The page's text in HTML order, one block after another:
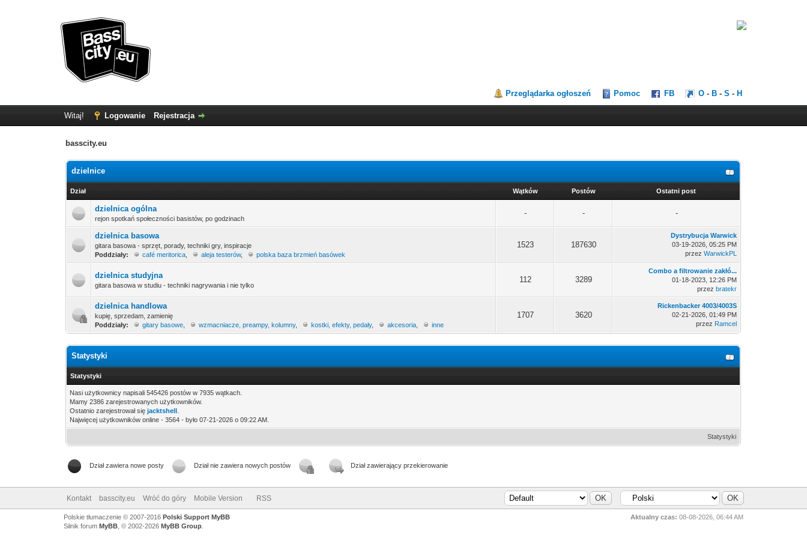
Przeglądarka ogłoszeń Pomoc FB O - B -S - H
Witaj! Logowanie Rejestracja
basscity.eu
dzielnice
Dział Wątków Postów Ostatni post
dzielnica ogólna
rejon spotkań społeczności basistów, po godzinach
- - -
dzielnica basowa
gitara basowa - sprzęt, porady, techniki gry, inspiracje
Poddziały:
café meritorica aleja testerów, polska baza brzmień basówek
1523 187630
Dystrybucja Warwick
03-19-2026, 05:25 PM
przezWarwickPL
dzielnica studyjna
gitara basowa w studiu - techniki nagrywania i nie tylko
112 3289
Combo a filtrowanie zakłó...
01-18-2023, 12:26 PM
przezbratekr
dzielnica handlowa
kupię, sprzedam, zamienię
Poddziały:
gitary basowe wzmacniacze, preampy, kolumny, kostki, efekty, pedały, akcesoria inne
1707 3620
Rickenbacker 4003/4003S
02-21-2026, 01:49 PM
przez Ramcel
Statystyki
Statystyki
Nasi użytkownicy napisali 545426 postów w 7935 wątkach.
Mamy 2386 zarejestrowanych użytkowników.
Ostatnio zarejestrował sięjacktshell
Najwięcej użytkowników online - 3564 - było 07-21-2026 o 09:22 AM.
Statystyki
Dział zawiera nowe posty Dział nie zawiera nowych postów Dział zawierający przekierowanie
Kontakt basscity.eu Wróć do góry Mobile Version RSS
Aktualny czas: 08-08-2026, 06:44 AM
Polskie tłumaczenie © 2007-2016 Polski Support MyBB
Silnik forum MyBB, © 2002-2026 MyBB Group.